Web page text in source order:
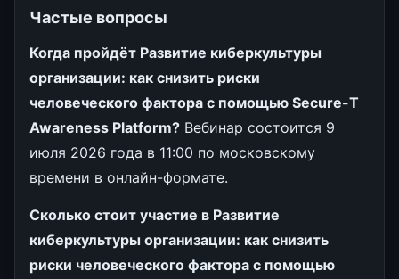
Частые вопросы
Когда пройдёт Развитие киберкультуры
организации: как снизить риски
человеческого фактора с помощью Secure-T
Awareness Platform? Вебинар состоится 9
июля 2026 года в 11:00 по московскому
времени в онлайн-формате.
Сколько стоит участие в Развитие
киберкультуры организации: как снизить
риски человеческого фактора с помощью